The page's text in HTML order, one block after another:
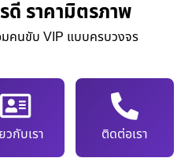
ดี ราคามิตรภาพ
มคนขับ VIP แบบครบวงจร
วกับเรา ติดต่อเรา